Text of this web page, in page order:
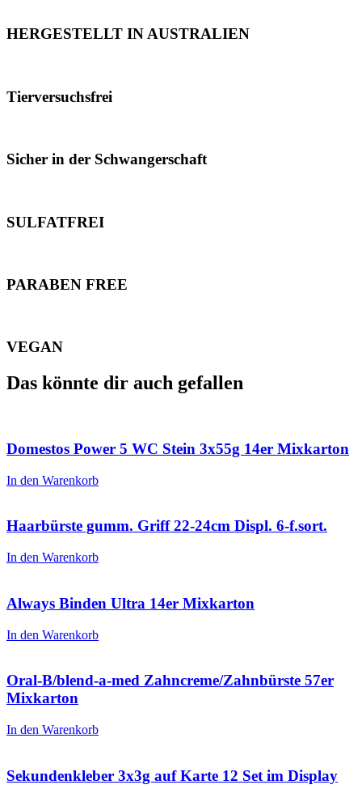
HERGESTELLT IN AUSTRALIEN
Tierversuchsfrei
Sicher in der Schwangerschaft
SULFATFREI
PARABEN FREE
VEGAN
Das könnte dir auch gefallen
Domestos Power 5 WC Stein 3x55g 14er Mixkarton
In den Warenkorb
Haarbürste gumm. Griff 22-24cm Displ. 6-f.sort.
In den Warenkorb
Always Binden Ultra 14er Mixkarton
In den Warenkorb
Oral-B/blend-a-med Zahncreme/Zahnbürste 57er
Mixkarton
In den Warenkorb
Sekundenkleber 3x3g auf Karte 12 Set im Display